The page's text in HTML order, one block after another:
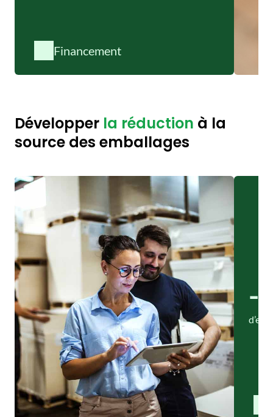
Financement
Développer la réduction à la
source des emballages
-